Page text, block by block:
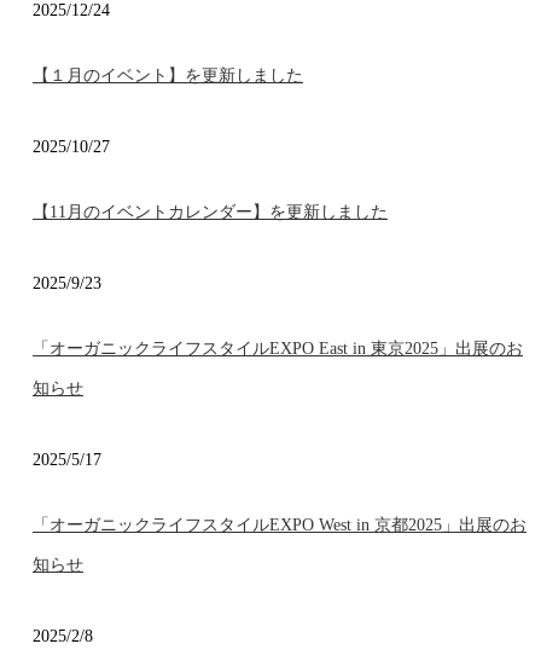
2025/12/24
【１月のイベント】を更新しました
2025/10/27
【11月のイベントカレンダー】を更新しました
2025/9/23
「オーガニックライフスタイルEXPO East in 東京2025」出展のお
知らせ
2025/5/17
「オーガニックライフスタイルEXPO West in 京都2025」出展のお
知らせ
2025/2/8